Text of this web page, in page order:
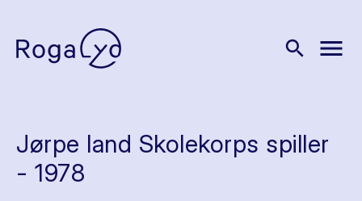
search menu
Jørpe land Skolekorps spiller
- 1978